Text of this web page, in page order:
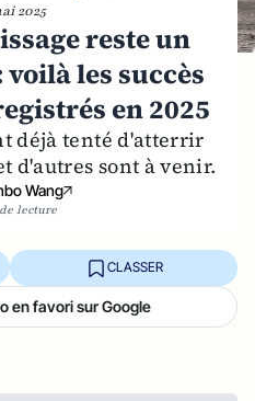
2025
reste un
les succès
en 2025
déjà tenté d'atterrir
d'autres sont à venir.
Wang
lecture
CLASSER
en favori sur Google